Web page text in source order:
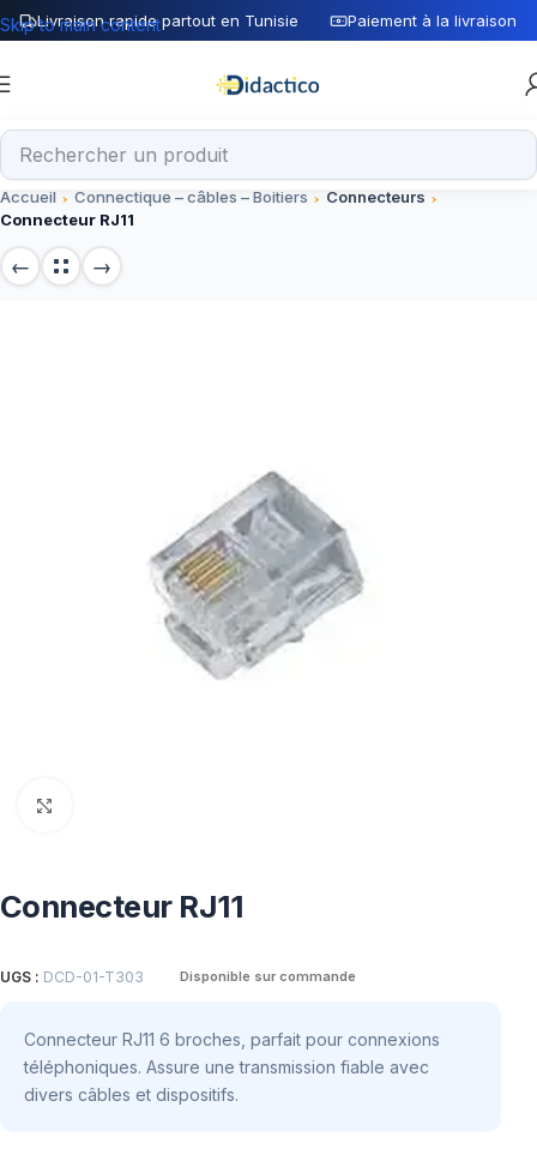
Livraison rapide partout en Tunisie Paiement à la livraison
Skip to main content
Accueil Connectique – câbles – Boitiers
Connecteurs
Connecteur RJ11
Connecteur RJ11
UGS : DCD-01-T303 Disponible sur commande
Connecteur RJ11 6 broches, parfait pour connexions
téléphoniques. Assure une transmission fiable avec
divers câbles et dispositifs.